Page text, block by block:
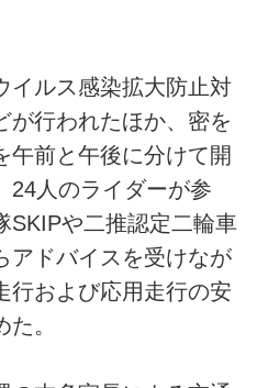
イルス感染拡大防止対
が行われたほか、密を
午前と午後に分けて開
24人のライダーが参
SKIPや二推認定二輪車
アドバイスを受けなが
行および応用走行の安
。